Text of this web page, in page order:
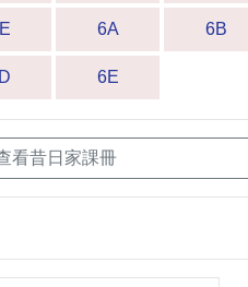
6A 6B
6E
看昔日家課冊